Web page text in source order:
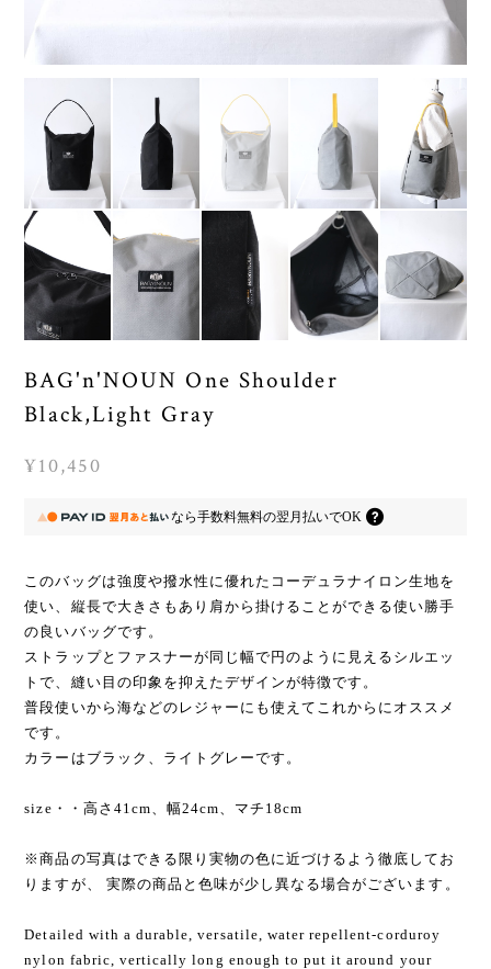
BAG'n'NOUN One Shoulder
Black,Light Gray
¥10,450
なら手数料無料の翌月払いでOK
このバッグは強度や撥水性に優れたコーデュラナイロン生地を
使い、縦長で大きさもあり肩から掛けることができる使い勝手
の良いバッグです。
ストラップとファスナーが同じ幅で円のように見えるシルエッ
トで、縫い目の印象を抑えたデザインが特徴です。
普段使いから海などのレジャーにも使えてこれからにオススメ
です。
カラーはブラック、ライトグレーです。
size・・高さ41cm、幅24cm、マチ18cm
※商品の写真はできる限り実物の色に近づけるよう徹底してお
りますが、 実際の商品と色味が少し異なる場合がございます。
Detailed with a durable, versatile, water repellent-corduroy
nylon fabric, vertically long enough to put it around your